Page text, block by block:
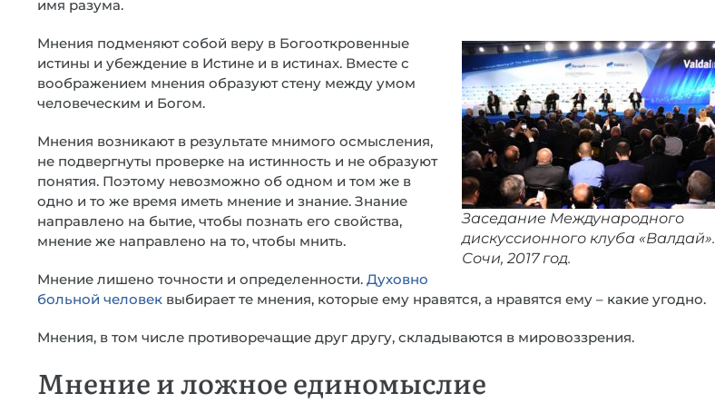
имя разума.
Заседание Международного
дискуссионного клуба «Валдай».
Сочи, 2017 год.
Мнения подменяют собой веру в Богооткровенные
истины и убеждение в Истине и в истинах. Вместе с
воображением мнения образуют стену между умом
человеческим и Богом.
Мнения возникают в результате мнимого осмысления,
не подвергнуты проверке на истинность и не образуют
понятия. Поэтому невозможно об одном и том же в
одно и то же время иметь мнение и знание. Знание
направлено на бытие, чтобы познать его свойства,
мнение же направлено на то, чтобы мнить.
Мнение лишено точности и определенности. Духовно
больной человек выбирает те мнения, которые ему нравятся, а нравятся ему – какие угодно.
Мнения, в том числе противоречащие друг другу, складываются в мировоззрения.
Мнение и ложное единомыслие